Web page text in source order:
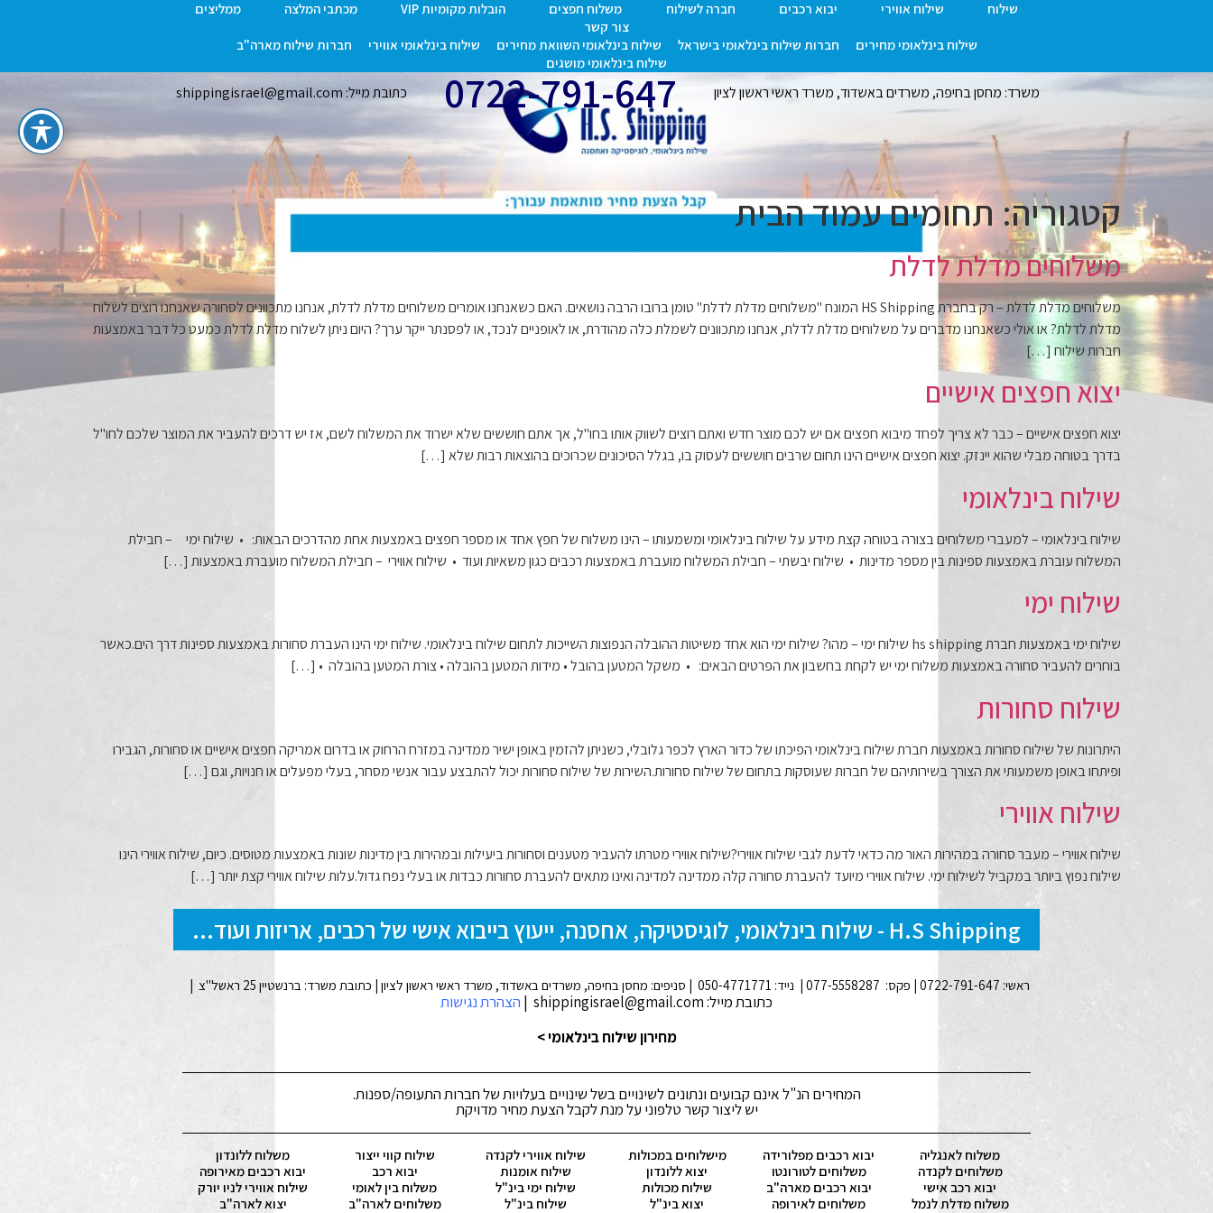
שילוח שילוח אווירי יבוא רכבים חברה לשילוח משלוח חפצים הובלות מקומיות VIP מכתבי המלצה
ממליצים
צור קשר
שילוח בינלאומי מחירים
חברות שילוח בינלאומי בישראל שילוח בינלאומי השוואת מחירים שילוח בינלאומי אווירי
חברות שילוח מארה"ב
שילוח בינלאומי מושגים
משרד: מחסן בחיפה, משרדים באשדוד, משרד ראשי ראשון לציון 0722-791-647 כתובת מייל: shippingisrael@gmail.com
קטגוריה:תחומים עמוד הבית
משלוחים מדלת לדלת
משלוחים מדלת לדלת – רק בחברת HS Shipping המונח "משלוחים מדלת לדלת" טומן ברובו הרבה נושאים. האם כשאנחנו אומרים משלוחים מדלת לדלת, אנחנו מתכוונים לסחורה שאנחנו רוצים לשלוח
מדלת לדלת? או אולי כשאנחנו מדברים על משלוחים מדלת לדלת, אנחנו מתכוונים לשמלת כלה מהודרת, או לאופניים לנכד, או לפסנתר ייקר ערך? היום ניתן לשלוח מדלת לדלת כמעט כל דבר באמצעות
חברות שילוח […]
יצוא חפצים אישיים
יצוא חפצים אישיים – כבר לא צריך לפחד מיבוא חפצים אם יש לכם מוצר חדש ואתם רוצים לשווק אותו בחו"ל, אך אתם חוששים שלא ישרוד את המשלוח לשם, אז יש דרכים להעביר את המוצר שלכם לחו"ל
בדרך בטוחה מבלי שהוא יינזק. יצוא חפצים אישיים הינו תחום שרבים חוששים לעסוק בו, בגלל הסיכונים שכרוכים בהוצאות רבות שלא […]
שילוח בינלאומי
שילוח בינלאומי – למעברי משלוחים בצורה בטוחה קצת מידע על שילוח בינלאומי ומשמעותו – הינו משלוח של חפץ אחד או מספר חפצים באמצעות אחת מהדרכים הבאות: • שילוח ימי – חבילת
המשלוח עוברת באמצעות ספינות בין מספר מדינות • שילוח יבשתי – חבילת המשלוח מועברת באמצעות רכבים כגון משאיות ועוד • שילוח אווירי – חבילת המשלוח מועברת באמצעות […]
שילוח ימי
שילוח ימי באמצעות חברת hs shipping שילוח ימי – מהו? שילוח ימי הוא אחד משיטות ההובלה הנפוצות השייכות לתחום שילוח בינלאומי. שילוח ימי הינו העברת סחורות באמצעות ספינות דרך הים.כאשר
בוחרים להעביר סחורה באמצעות משלוח ימי יש לקחת בחשבון את הפרטים הבאים: • משקל המטען בהובל • מידות המטען בהובלה • צורת המטען בהובלה • […]
שילוח סחורות
היתרונות של שילוח סחורות באמצעות חברת שילוח בינלאומי הפיכתו של כדור הארץ לכפר גלובלי, כשניתן להזמין באופן ישיר ממדינה במזרח הרחוק או בדרום אמריקה חפצים אישיים או סחורות, הגבירו
ופיתחו באופן משמעותי את הצורך בשירותיהם של חברות שעוסקות בתחום של שילוח סחורות.השירות של שילוח סחורות יכול להתבצע עבור אנשי מסחר, בעלי מפעלים או חנויות, וגם […]
שילוח אווירי
שילוח אווירי – מעבר סחורה במהירות האור מה כדאי לדעת לגבי שילוח אווירי?שילוח אווירי מטרתו להעביר מטענים וסחורות ביעילות ובמהירות בין מדינות שונות באמצעות מטוסים. כיום, שילוח אווירי הינו
שילוח נפוץ ביותר במקביל לשילוח ימי. שילוח אווירי מיועד להעברת סחורה קלה ממדינה למדינה ואינו מתאים להעברת סחורות כבדות או בעלי נפח גדול.עלות שילוח אווירי קצת יותר […]
H.S Shipping - שילוח בינלאומי, לוגיסטיקה, אחסנה, ייעוץ בייבוא אישי של רכבים, אריזות ועוד...
ראשי: 0722-791-647 | פקס: 077-5558287 | נייד: 050-4771771 | סניפים: מחסן בחיפה, משרדים באשדוד, משרד ראשי ראשון לציון | כתובת משרד: ברנשטיין 25 ראשל"צ |
כתובת מייל: shippingisrael@gmail.com |
הצהרת נגישות
מחירון שילוח בינלאומי >
המחירים הנ"ל אינם קבועים ונתונים לשינויים בשל שינויים בעלויות של חברות התעופה/ספנות.
יש ליצור קשר טלפוני על מנת לקבל הצעת מחיר מדויקת
משלוח לאנגליה יבוא רכבים מפלורידה מישלוחים במכולות שילוח אווירי לקנדה שילוח קווי ייצור
משלוח ללונדון
משלוחים לקנדה
משלוחים לטורונטו יצוא ללונדון שילוח אומנות יבוא רכב
יבוא רכבים מאירופה
יבוא רכב אישי
יבוא רכבים מארה"ב שילוח מכולות שילוח ימי בינ"ל משלוח בין לאומי
שילוח אווירי לניו יורק
משלוח מדלת לנמל
משלוחים לאירופה יצוא בינ"ל שילוח בינ"ל משלוחים לארה"ב
יצוא לארה"ב